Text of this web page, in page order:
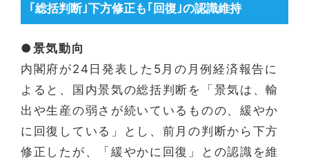
｢総括判断｣下方修正も｢回復｣の認識維持
●景気動向
内閣府が24日発表した5月の月例経済報告に
よると、国内景気の総括判断を「景気は、輸
出や生産の弱さが続いているものの、緩やか
に回復している」とし、前月の判断から下方
修正したが、「緩やかに回復」との認識を維